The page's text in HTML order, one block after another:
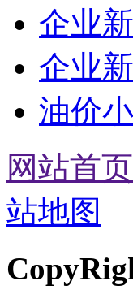
企业
企业
油价
网站首页
站地图